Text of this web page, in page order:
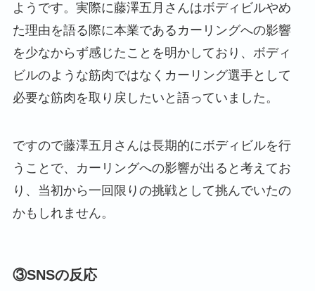
ようです。実際に藤澤五月さんはボディビルやめ
た理由を語る際に本業であるカーリングへの影響
を少なからず感じたことを明かしており、ボディ
ビルのような筋肉ではなくカーリング選手として
必要な筋肉を取り戻したいと語っていました。
ですので藤澤五月さんは長期的にボディビルを行
うことで、カーリングへの影響が出ると考えてお
り、当初から一回限りの挑戦として挑んでいたの
かもしれません。
③SNSの反応